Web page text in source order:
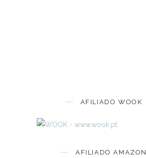
AFILIADO WOOK
AFILIADO AMAZON